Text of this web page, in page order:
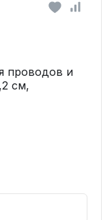
проводов и
см,